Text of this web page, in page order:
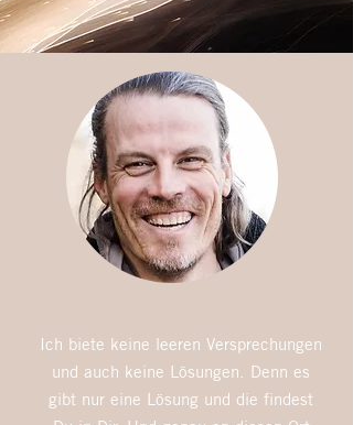
Ich biete keine leeren Versprechungen
und auch keine Lösungen. Denn es
gibt nur eine Lösung und die findest